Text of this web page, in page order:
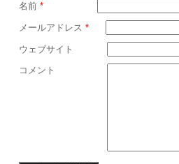
名前 *
メールアドレス *
ウェブサイト
コメント